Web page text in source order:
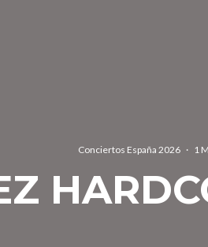
Conciertos España 2026 · 1